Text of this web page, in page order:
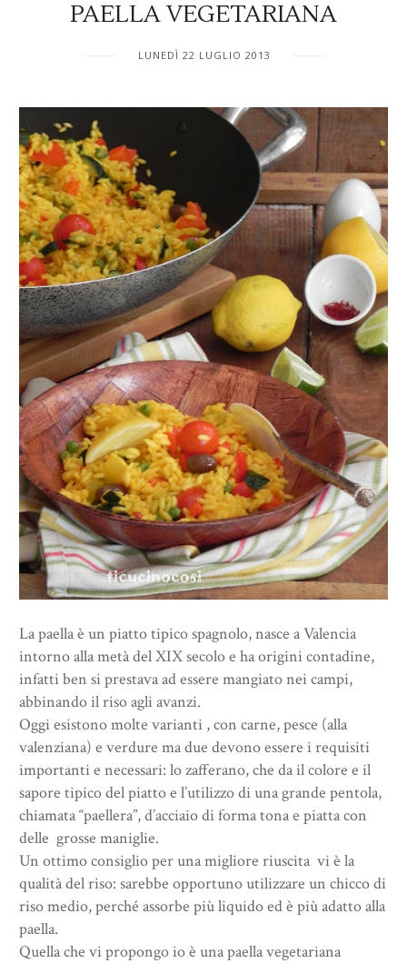
PAELLA VEGETARIANA
LUNEDÌ 22 LUGLIO 2013
La paella è un piatto tipico spagnolo, nasce a Valencia
intorno alla metà del XIX secolo e ha origini contadine,
infatti ben si prestava ad essere mangiato nei campi,
abbinando il riso agli avanzi.
Oggi esistono molte varianti , con carne, pesce (alla
valenziana) e verdure ma due devono essere i requisiti
importanti e necessari: lo zafferano, che da il colore e il
sapore tipico del piatto e l’utilizzo di una grande pentola,
chiamata “paellera”, d’acciaio di forma tona e piatta con
delle grosse maniglie.
Un ottimo consiglio per una migliore riuscita vi è la
qualità del riso: sarebbe opportuno utilizzare un chicco di
riso medio, perché assorbe più liquido ed è più adatto alla
paella.
Quella che vi propongo io è una paella vegetariana